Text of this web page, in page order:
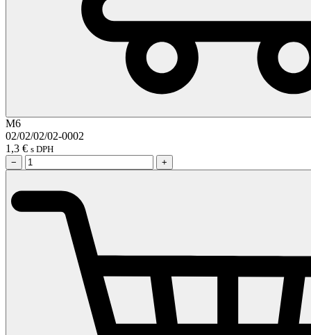
M6
02/02/02/02-0002
1,3 € s DPH
−
+